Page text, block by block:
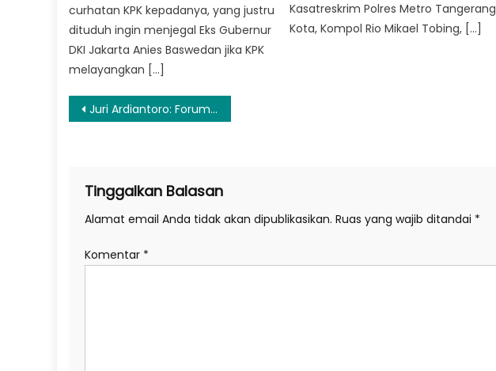
curhatan KPK kepadanya, yang justru
dituduh ingin menjegal Eks Gubernur
DKI Jakarta Anies Baswedan jika KPK
melayangkan […]
Kasatreskrim Polres Metro Tangerang
Kota, Kompol Rio Mikael Tobing, […]
Navigasi
Juri Ardiantoro: Forum Religion 20 Semangat Baru Perdamaian Global
Tinggalkan Balasan
Alamat email Anda tidak akan dipublikasikan. Ruas yang wajib ditandai *
Komentar *